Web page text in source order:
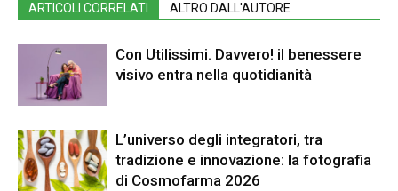
ARTICOLI CORRELATI ALTRO DALL'AUTORE
Con Utilissimi. Davvero! il benessere
visivo entra nella quotidianità
L’universo degli integratori, tra
tradizione e innovazione: la fotografia
di Cosmofarma 2026